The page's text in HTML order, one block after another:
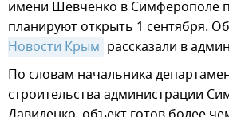
имени Шевченко в Симферополе
планируют открыть 1 сентября.
Новости Крым рассказали в
По словам начальника
строительства администрации